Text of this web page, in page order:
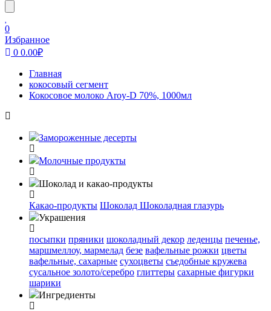
0
Избранное
0 0.00₽
Главная
кокосовый сегмент
Кокосовое молоко Aroy-D 70%, 1000мл
Замороженные десерты
Молочные продукты
Шоколад и какао-продукты
Какао-продукты Шоколад Шоколадная глазурь
Украшения
посыпки пряники шоколадный декор леденцы печенье,
маршмеллоу, мармелад безе вафельные рожки цветы
вафельные, сахарные сухоцветы съедобные кружева
сусальное золото/серебро глиттеры сахарные фигурки
шарики
Ингредиенты